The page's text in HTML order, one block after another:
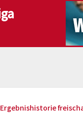
Ergebnishistorie